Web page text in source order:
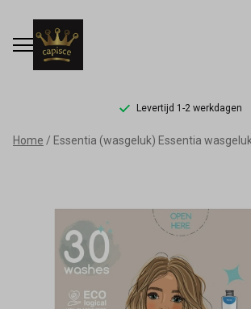
Levertijd 1-2 werkdagen
Essentia
Wasstrips
Capisce
Home Essentia (wasgeluk) Essentia